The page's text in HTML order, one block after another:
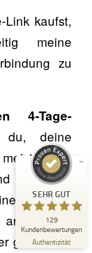
kaufst,
meine
zu
4-Tage-
du, deine
zu
zur Ruhe
Tempo,
gleich ein.
SEHR GUT
129
Kundenbewertungen
Authentizität
100
%
Empfehlungen auf
ProvenExpert.com
23
Bewertungen auf
ProvenExpert.com
Profil werfen
15.04.2026